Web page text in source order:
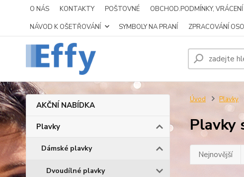
O NÁS KONTAKTY POŠTOVNÉ OBCHOD.PODMÍNKY,
NÁVOD K OŠETŘOVÁNÍ
SYMBOLY NA PRANÍ ZPRACOVÁNÍ
AKČNÍ NABÍDKA
Plavky
Dámské plavky
Dvoudílné plavky
Úvod Plavky
Plavky
Nejnovější